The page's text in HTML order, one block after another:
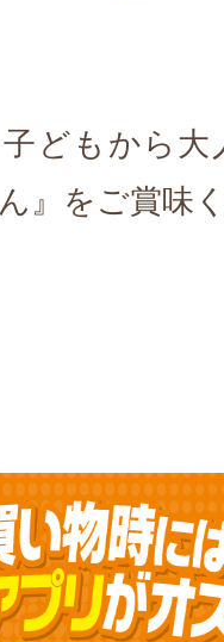
どもから大
』をご賞味